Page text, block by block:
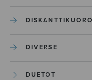
DISKANTTIKUORO
DIVERSE
DUETOT